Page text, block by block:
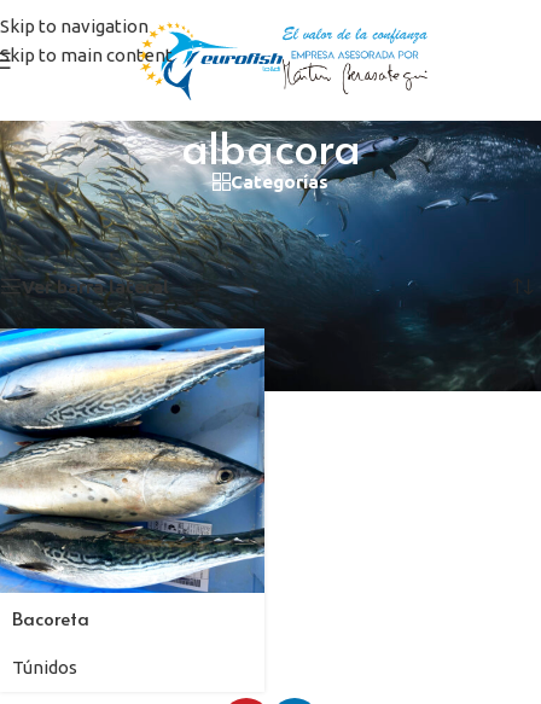
Skip to navigation
Skip to main content
albacora
Categorías
Inicio/Productos etiquetados “albacora”
Mostrando el único resultado
Ver barra lateral
Bacoreta
Túnidos